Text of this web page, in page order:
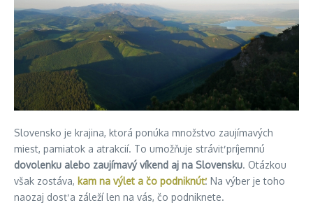
Slovensko je krajina, ktorá ponúka množstvo zaujímavých
miest, pamiatok a atrakcií. To umožňuje stráviť príjemnú
dovolenku alebo zaujímavý víkend aj na Slovensku. Otázkou
však zostáva, kam na výlet a čo podniknúť. Na výber je toho
naozaj dosť a záleží len na vás, čo podniknete.